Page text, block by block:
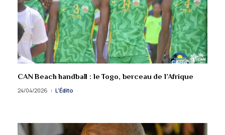
CAN Beach handball : le Togo, berceau de l’Afrique
24/04/2026 L'Édito